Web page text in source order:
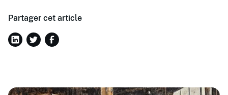
Partager cet article